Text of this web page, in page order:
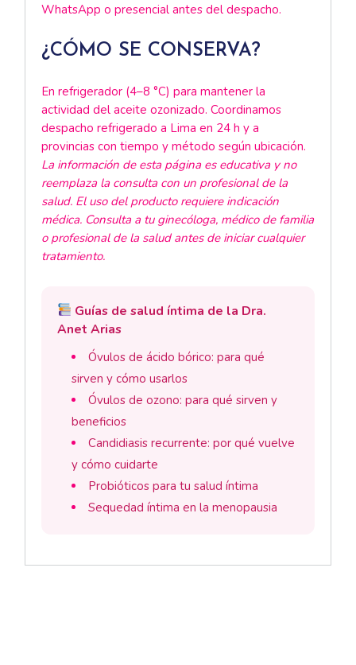
WhatsApp o presencial antes del despacho.
¿CÓMO SE CONSERVA?
En refrigerador (4–8 °C) para mantener la
actividad del aceite ozonizado. Coordinamos
despacho refrigerado a Lima en 24 h y a
provincias con tiempo y método según ubicación.
La información de esta página es educativa y no
reemplaza la consulta con un profesional de la
salud. El uso del producto requiere indicación
médica. Consulta a tu ginecóloga, médico de familia
o profesional de la salud antes de iniciar cualquier
tratamiento.
Guías de salud íntima de la Dra.
Anet Arias
Óvulos de ácido bórico: para qué
sirven y cómo usarlos
Óvulos de ozono: para qué sirven y
beneficios
Candidiasis recurrente: por qué vuelve
y cómo cuidarte
Probióticos para tu salud íntima
Sequedad íntima en la menopausia